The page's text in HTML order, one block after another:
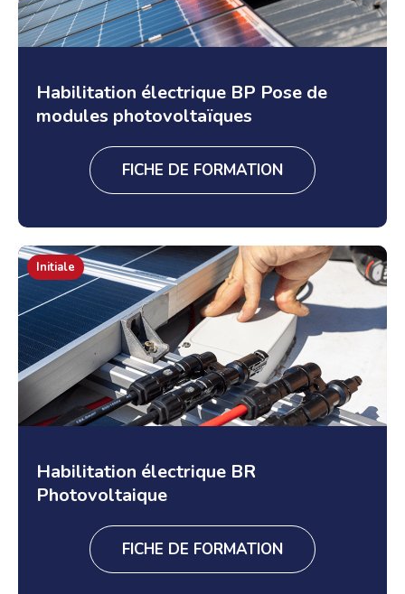
Habilitation électrique BP Pose de
modules photovoltaïques
FICHE DE FORMATION
Initiale
Habilitation électrique BR
Photovoltaique
FICHE DE FORMATION